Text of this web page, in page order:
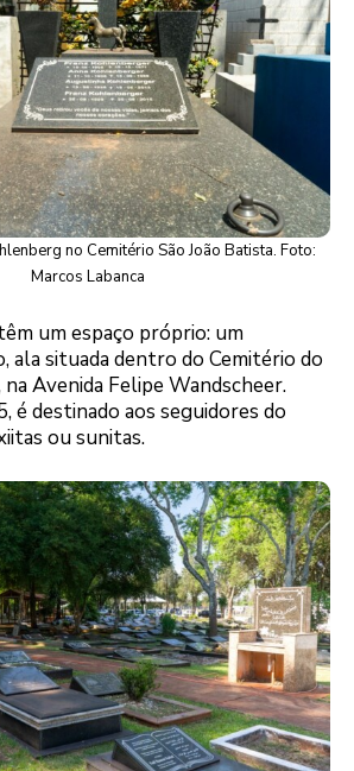
no Cemitério São João Batista. Foto:
Marcos Labanca
um espaço próprio: um
ala situada dentro do Cemitério do
na Avenida Felipe Wandscheer.
é destinado aos seguidores do
ou sunitas.